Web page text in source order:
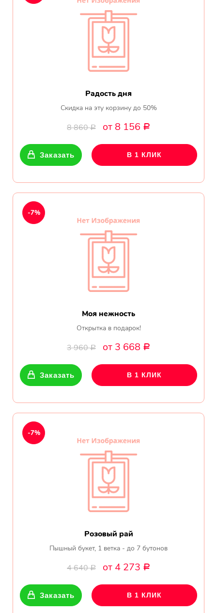
Радость дня
Скидка на эту корзину до 50%
8 860Р от 8 156 Р
Заказать В 1 КЛИК
Моя нежность
Открытка в подарок!
3 960Р от 3 668 Р
-7%
Заказать В 1 КЛИК
Розовый рай
Пышный букет, 1 ветка - до 7 бутонов
4 640Р от 4 273 Р
-7%
Заказать В 1 КЛИК